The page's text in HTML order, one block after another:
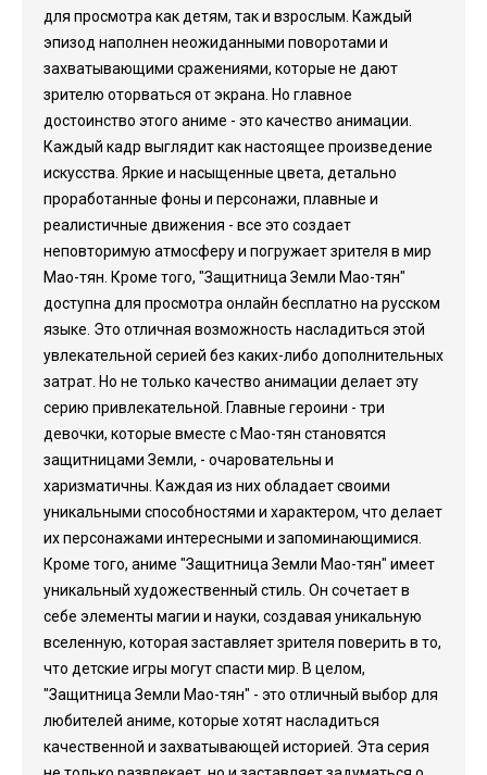
для просмотра как детям, так и взрослым. Каждый
эпизод наполнен неожиданными поворотами и
захватывающими сражениями, которые не дают
зрителю оторваться от экрана. Но главное
достоинство этого аниме - это качество анимации.
Каждый кадр выглядит как настоящее произведение
искусства. Яркие и насыщенные цвета, детально
проработанные фоны и персонажи, плавные и
реалистичные движения - все это создает
неповторимую атмосферу и погружает зрителя в мир
Мао-тян. Кроме того, "Защитница Земли Мао-тян"
доступна для просмотра онлайн бесплатно на русском
языке. Это отличная возможность насладиться этой
увлекательной серией без каких-либо дополнительных
затрат. Но не только качество анимации делает эту
серию привлекательной. Главные героини - три
девочки, которые вместе с Мао-тян становятся
защитницами Земли, - очаровательны и
харизматичны. Каждая из них обладает своими
уникальными способностями и характером, что делает
их персонажами интересными и запоминающимися.
Кроме того, аниме "Защитница Земли Мао-тян" имеет
уникальный художественный стиль. Он сочетает в
себе элементы магии и науки, создавая уникальную
вселенную, которая заставляет зрителя поверить в то,
что детские игры могут спасти мир. В целом,
"Защитница Земли Мао-тян" - это отличный выбор для
любителей аниме, которые хотят насладиться
качественной и захватывающей историей. Эта серия